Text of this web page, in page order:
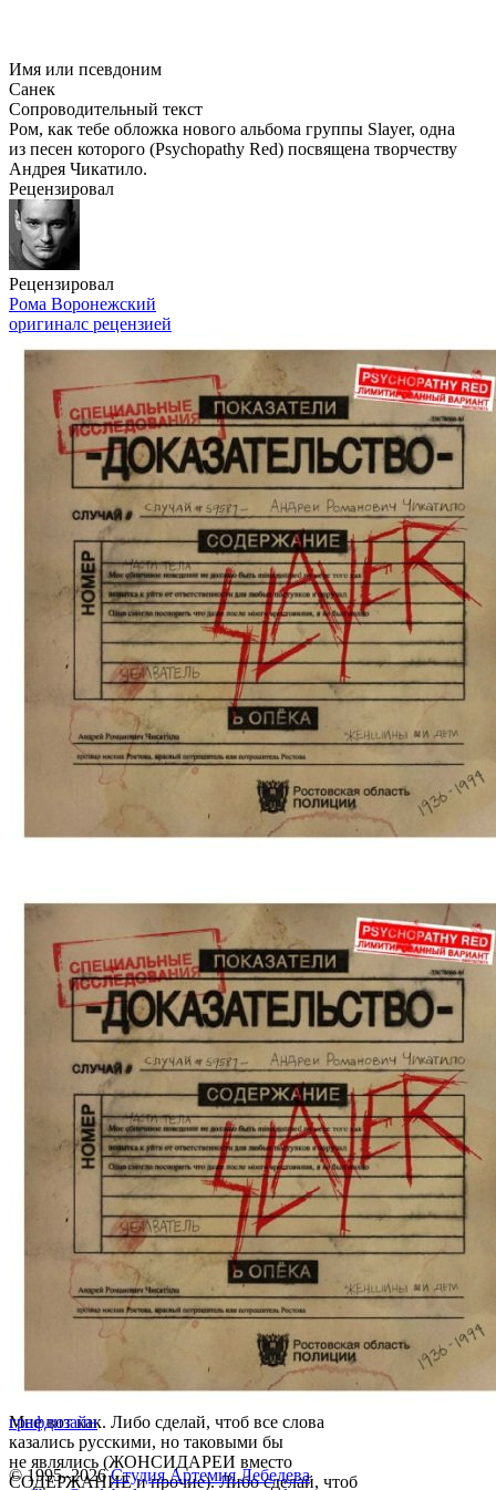
Имя или псевдоним
Санек
Сопроводительный текст
Ром, как тебе обложка нового альбома группы Slayer, одна
из песен которого (Psychopathy Red) посвящена творчеству
Андрея Чикатило.
Рецензировал
Рецензировал
Рома Воронежский
оригиналс рецензией
Мне вот как. Либо сделай, чтоб все слова
казались русскими, но таковыми бы
не являлись (ЖОНСИДАРЕИ вместо
СОДЕРЖАНИЕ и прочие). Либо сделай, чтоб
графдизайн
© 1995–2026 Студия Артемия Лебедева